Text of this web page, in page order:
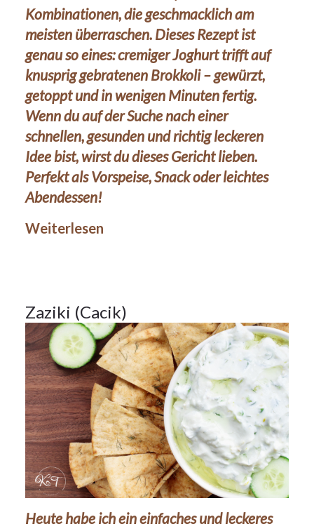
Kombinationen, die geschmacklich am
meisten überraschen. Dieses Rezept ist
genau so eines: cremiger Joghurt trifft auf
knusprig gebratenen Brokkoli – gewürzt,
getoppt und in wenigen Minuten fertig.
Wenn du auf der Suche nach einer
schnellen, gesunden und richtig leckeren
Idee bist, wirst du dieses Gericht lieben.
Perfekt als Vorspeise, Snack oder leichtes
Abendessen!
Weiterlesen
28
OKT.
2024
28Okt.
2024
Beilagen,
Zaziki (Cacik)
Heute habe ich ein einfaches und leckeres